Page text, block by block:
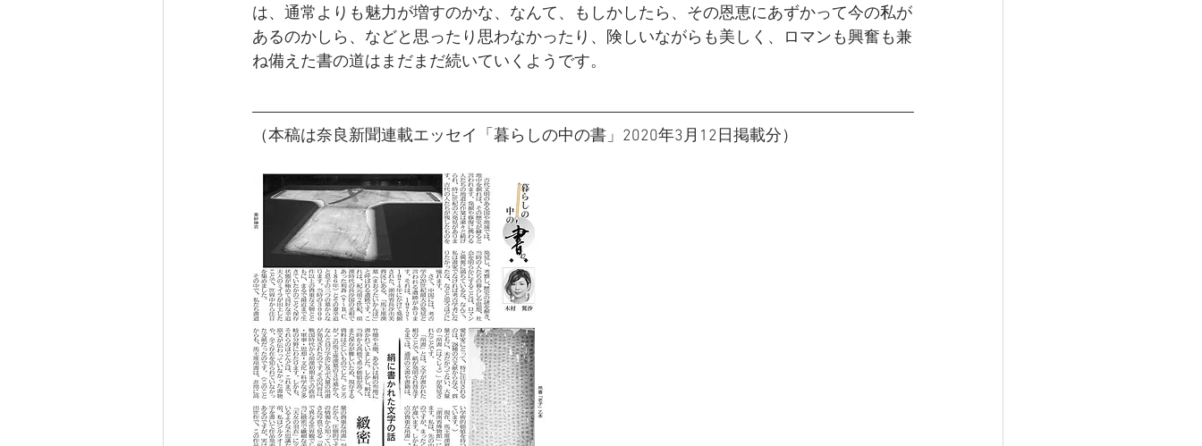
は、通常よりも魅力が増すのかな、なんて、もしかしたら、その恩恵にあずかって今の私が
あるのかしら、などと思ったり思わなかったり、険しいながらも美しく、ロマンも興奮も兼
ね備えた書の道はまだまだ続いていくようです。
（本稿は奈良新聞連載エッセイ「暮らしの中の書」2020年3月12日掲載分）